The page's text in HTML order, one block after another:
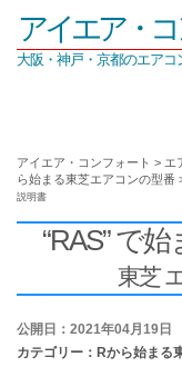
アイエア・
大阪・神戸・京都のエア
アイエア・コンフォート > エ
ら始まる東芝エアコンの型番
説明書
“RAS” で
東芝
公開日：2021年04月19日
カテゴリー： Rから始まる